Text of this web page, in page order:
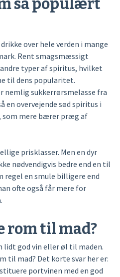
så populært
over hele verden i mange
Rent smagsmæssigt
typer af spiritus, hvilket
til dens popularitet.
nemlig sukkerrørsmelasse fra
en overvejende sød spiritus i
mere bærer præg af
prisklasser. Men en dyr
nødvendigvis bedre end en til
regel en smule billigere end
ofte også får mere for
rom til mad?
lidt god vin eller øl til maden.
til mad? Det korte svar her er:
portvinen med en god